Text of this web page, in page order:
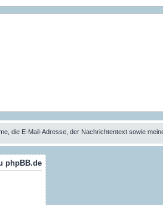
die E-Mail-Adresse, der Nachrichtentext sowie
phpBB.de